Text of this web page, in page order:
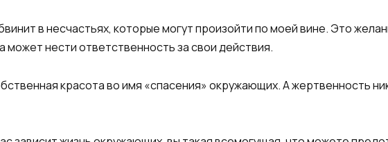
в несчастьях, которые могут произойти по моей вине. Это
нести ответственность за свои действия.
красота во имя «спасения» окружающих. А жертвенность